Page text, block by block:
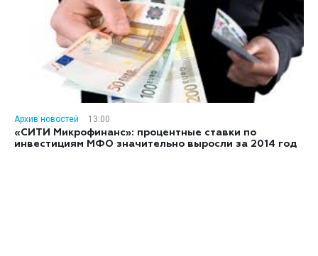
Архив новостей
13:00
«СИТИ Микрофинанс»: процентные ставки по
инвестициям МФО значительно выросли за 2014 год